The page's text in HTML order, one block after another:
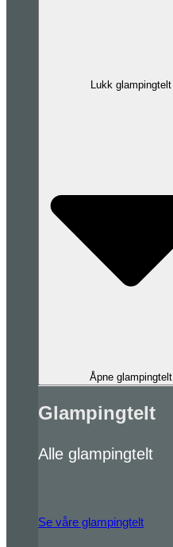
Lukk glampingtelt
Åpne glampingtelt
Glampingtelt
Alle glampingtelt
Se våre glampingtelt